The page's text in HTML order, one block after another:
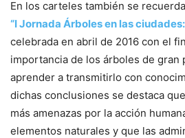
En los carteles también se
“I Jornada Árboles en las
celebrada en abril de 2016 con el
importancia de los árboles de gran
aprender a transmitirlo con
dichas conclusiones se destaca
más amenazas por la acción
elementos naturales y que las